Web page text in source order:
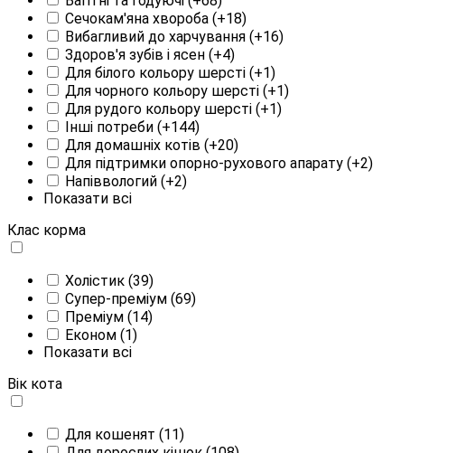
Сечокам'яна хвороба (+18)
Вибагливий до харчування (+16)
Здоров'я зубів і ясен (+4)
Для білого кольору шерсті (+1)
Для чорного кольору шерсті (+1)
Для рудого кольору шерсті (+1)
Інші потреби (+144)
Для домашніх котів (+20)
Для підтримки опорно-рухового апарату (+2)
Напіввологий (+2)
Показати всі
Клас корма
Холістик (39)
Супер-преміум (69)
Преміум (14)
Економ (1)
Показати всі
Вік кота
Для кошенят (11)